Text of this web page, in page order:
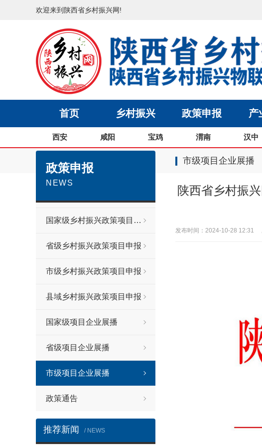
欢迎来到陕西省乡村振兴网!
首页 乡村振兴 政策申报 产
西安 咸阳 宝鸡 渭南 汉中
市级项目企业展播
政策申报
NEWS
国家级乡村振兴政策项目申报
省级乡村振兴政策项目申报
市级乡村振兴政策项目申报
县域乡村振兴政策项目申报
国家级项目企业展播
省级项目企业展播
市级项目企业展播
政策通告
推荐新闻 / NEWS
陕西省乡村振
发布时间：2024-10-28 12:31